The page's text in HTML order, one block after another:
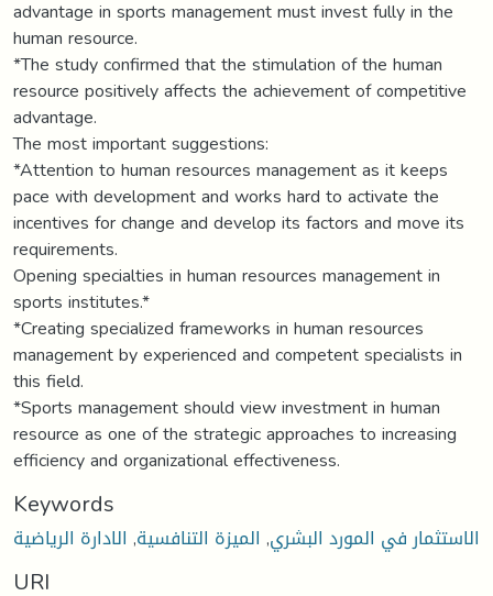
advantage in sports management must invest fully in the
human resource.
*The study confirmed that the stimulation of the human
resource positively affects the achievement of competitive
advantage.
The most important suggestions:
*Attention to human resources management as it keeps
pace with development and works hard to activate the
incentives for change and develop its factors and move its
requirements.
Opening specialties in human resources management in
sports institutes.*
*Creating specialized frameworks in human resources
management by experienced and competent specialists in
this field.
*Sports management should view investment in human
resource as one of the strategic approaches to increasing
efficiency and organizational effectiveness.
Keywords
الاستثمار في المورد البشري, الميزة التنافسية, الادارة الرياضية
URI